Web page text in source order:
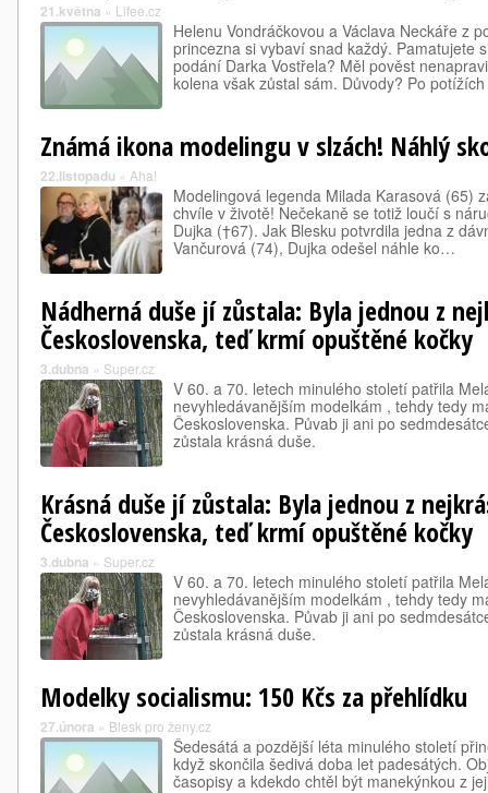
21.května » Lifee.cz
Helenu Vondráčkovou a Václava Neckáře z
princezna si vybaví snad každý. Pamatujete
podání Darka Vostřela? Měl pověst
kolena však zůstal sám. Důvody? Po
Známá ikona modelingu v slzách! Náhlý
22.listopadu » Aha!
Modelingová legenda Milada Karasová (65)
chvíle v životě! Nečekaně se totiž loučí s
Dujka (†67). Jak Blesku potvrdila jedna z
Vančurová (74), Dujka odešel náhle ko…
Nádherná duše jí zůstala: Byla jednou z
Československa, teď krmí opuštěné kočky
3.dubna » Super.cz
V 60. a 70. letech minulého století patřila
nevyhledávanějším modelkám , tehdy tedy
Československa. Půvab ji ani po
zůstala krásná duše.
Krásná duše jí zůstala: Byla jednou z
Československa, teď krmí opuštěné kočky
3.dubna » Super.cz
V 60. a 70. letech minulého století patřila
nevyhledávanějším modelkám , tehdy tedy
Československa. Půvab ji ani po
zůstala krásná duše.
Modelky socialismu: 150 Kčs za přehlídku
27.února » Blesk pro ženy.cz
Šedesátá a pozdější léta minulého století
když skončila šedivá doba let padesátých.
časopisy a kdekdo chtěl být manekýnkou z